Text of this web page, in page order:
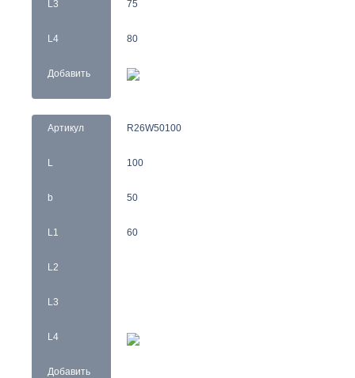
L3
L4
Добавить
75
80
Артикул
L
b
L1
L2
L3
L4
Добавить
R26W50100
100
50
60